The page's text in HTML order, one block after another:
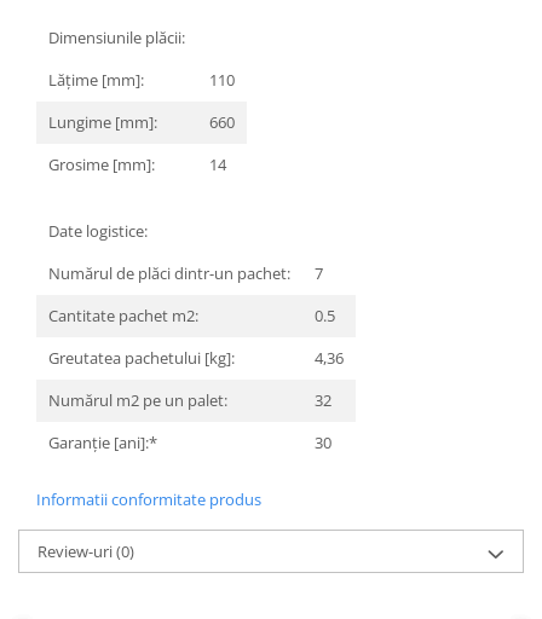
MAGNETIC
MAKRANA
MOOD
NAVONA SOFT
NAVONA VEIN
ONICE ALLURE
ONYX
OXIDATIO
PATAGONIA
STATUARIO SUPERIORE
SUNSTONE
BERNINI
BRERA
CALACATTA
CALACATTA CENERINO
CALACATTA SPLENDIDO
CAMPIGIANE
CARRARA GIOIA
CEMENTINE
CEPPO DI GRE
CONCEPT
DUBAI GOLD
ECLIPSE
Dimensiunile plăcii:
Lățime [mm]:
110
Lungime [mm]:
660
Grosime [mm]:
14
Date logistice:
Numărul de plăci dintr-un pachet:
7
Cantitate pachet m2:
0.5
Greutatea pachetului [kg]:
4,36
Numărul m2 pe un palet:
32
Garanție [ani]:*
30
Informatii conformitate produs
Review-uri(0)